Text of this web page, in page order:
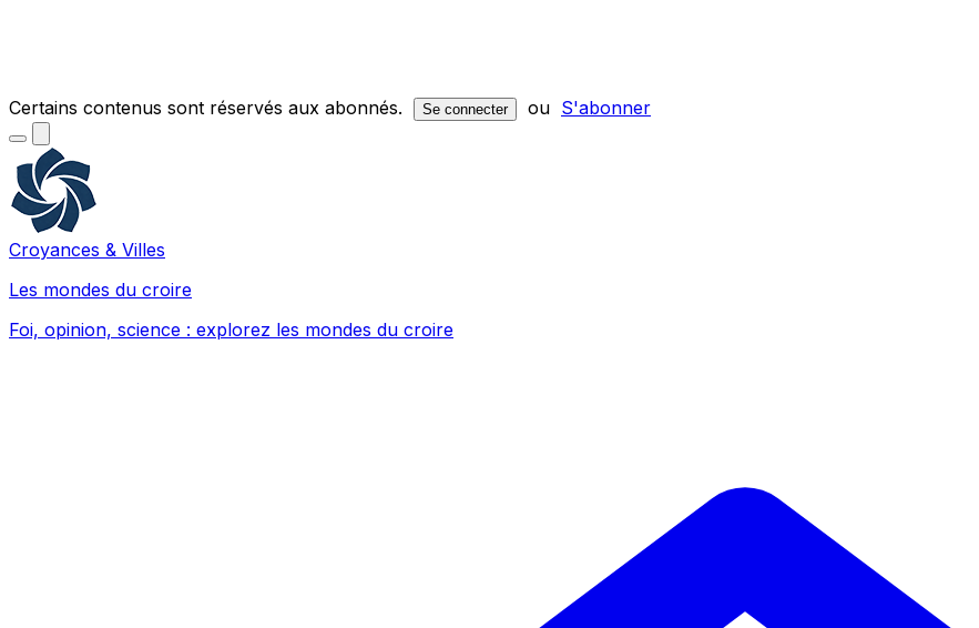
Certains contenus sont réservés aux abonnés. Se connecter ou S'abonner
Croyances & Villes
Les mondes du croire
Foi, opinion, science : explorez les mondes du croire